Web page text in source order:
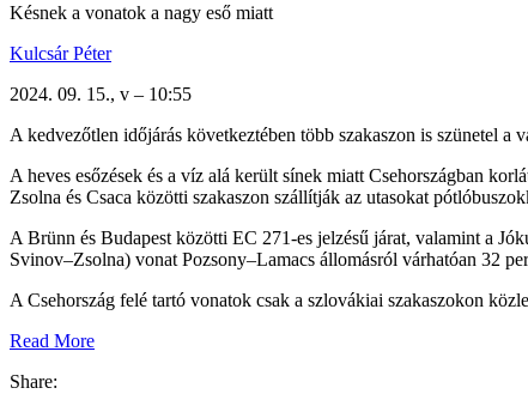
Késnek a vonatok a nagy eső miatt
Kulcsár Péter
2024. 09. 15., v – 10:55
A kedvezőtlen időjárás következtében több szakaszon is szünetel a
A heves esőzések és a víz alá került sínek miatt Csehországban
Zsolna és Csaca közötti szakaszon szállítják az utasokat
A Brünn és Budapest közötti EC 271-es jelzésű járat, valamint a
Svinov–Zsolna) vonat Pozsony–Lamacs állomásról várhatóan 32
A Csehország felé tartó vonatok csak a szlovákiai szakaszokon
Read More
Share: